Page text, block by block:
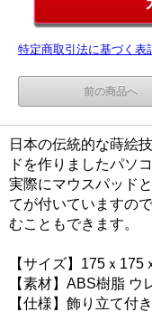
特定商取引法に基づく表
前の商品へ
日本の伝統的な蒔絵
ドを作りましたパソ
実際にマウスパッド
てが付いていますの
むこともできます。
【サイズ】175ｘ
【素材】ABS樹脂
【仕様】飾り立て